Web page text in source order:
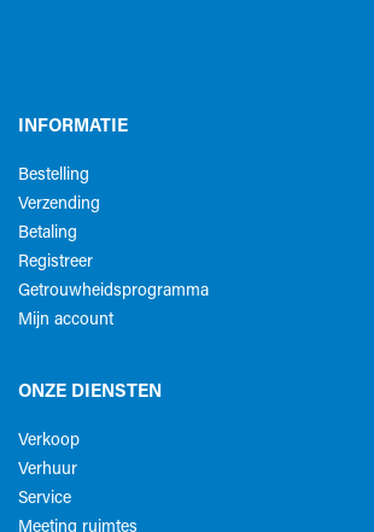
INFORMATIE
Bestelling
Verzending
Betaling
Registreer
Getrouwheidsprogramma
Mijn account
ONZE DIENSTEN
Verkoop
Verhuur
Service
Meeting ruimtes